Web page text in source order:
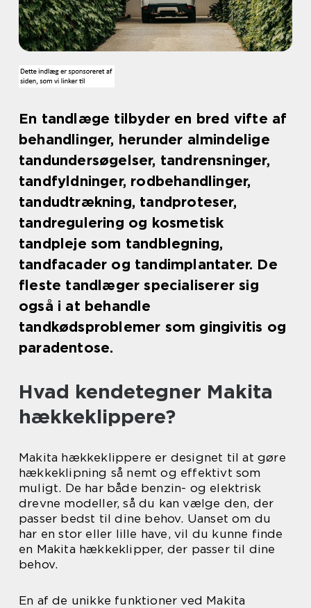
En tandlæge tilbyder en bred vifte af
behandlinger, herunder almindelige
tandundersøgelser, tandrensninger,
tandfyldninger, rodbehandlinger,
tandudtrækning, tandproteser,
tandregulering og kosmetisk
tandpleje som tandblegning,
tandfacader og tandimplantater. De
fleste tandlæger specialiserer sig
også i at behandle
tandkødsproblemer som gingivitis og
paradentose.
Hvad kendetegner Makita
hækkeklippere?
Makita hækkeklippere er designet til at gøre
hækkeklipning så nemt og effektivt som
muligt. De har både benzin- og elektrisk
drevne modeller, så du kan vælge den, der
passer bedst til dine behov. Uanset om du
har en stor eller lille have, vil du kunne finde
en Makita hækkeklipper, der passer til dine
behov.
En af de unikke funktioner ved Makita